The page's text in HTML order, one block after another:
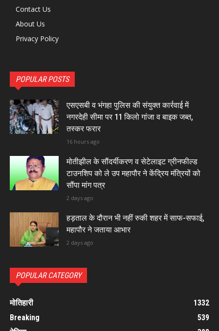
Contact Us
About Us
Privacy Policy
POPULAR POSTS
एसएसबी व भंगहा पुलिस की संयुक्त कार्रवाई में
नगरदेही सीमा पर 11 किलो गांजा व बाइक जब्त,
तस्कर फरार
16 hours ago
मोतीझील के सौंदर्यीकरण व सेटेलाइट ग्रीनफील्ड
टाउनशिप को ले उप महापौर ने केंद्रिय मंत्रियों को
सौंपा मांग पत्र
2 days ago
हड़ताल के दौरान भी नहीं रुकी शहर में साफ-सफाई,
महापौर ने जताया आभार
2 days ago
POPULAR CATEGORY
मोतिहारी
1332
Breaking
539